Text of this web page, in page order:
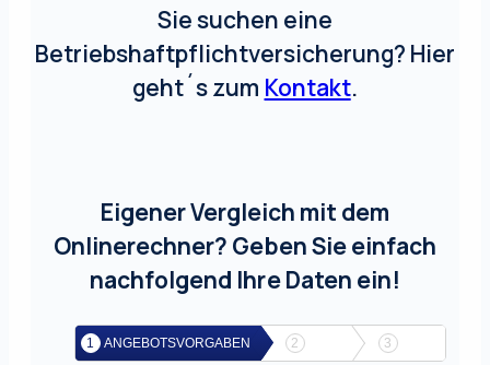
Sie suchen eine
Betriebshaftpflichtversicherung? Hier
geht´s zum Kontakt.
Eigener Vergleich mit dem
Onlinerechner? Geben Sie einfach
nachfolgend Ihre Daten ein!